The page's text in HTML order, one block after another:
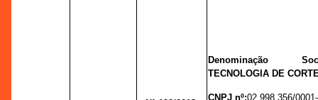
Denominação
TECNOLOGIA DE
CNPJ nº:02.998.356/